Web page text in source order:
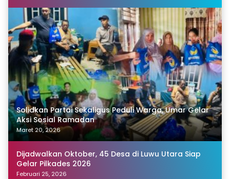
Solidkan Partai Sekaligus Peduli Warga, Umar Gelar
Aksi Sosial Ramadan
Maret 20, 2026
Dijadwalkan Oktober, 45 Desa di Luwu Utara Siap
Gelar Pilkades 2026
Februari 25, 2026